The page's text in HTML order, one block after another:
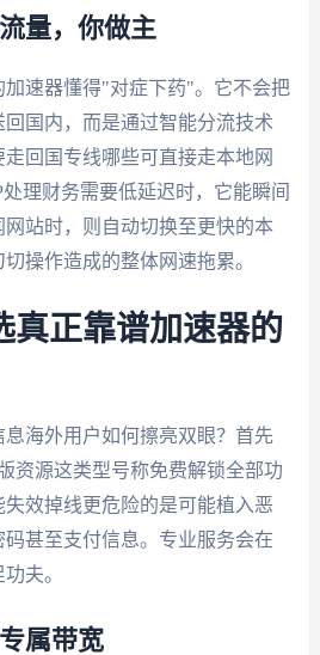
量，你做主
加速器懂得"对症下药"。它不会把
国内，而是通过智能分流技术
回国专线哪些可直接走本地网
理财务需要低延迟时，它能瞬间
站时，则自动切换至更快的本
操作造成的整体网速拖累。
真正靠谱加速器的
海外用户如何擦亮双眼？首先
资源这类型号称免费解锁全部功
效掉线更危险的是可能植入恶
甚至支付信息。专业服务会在
夫。
属带宽